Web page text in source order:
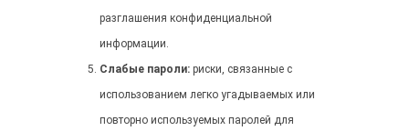
разглашения конфиденциальной
информации.
Слабые пароли: риски, связанные с
использованием легко угадываемых или
повторно используемых паролей для